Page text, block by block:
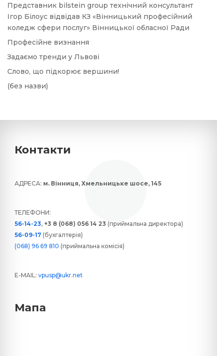
Представник bilstein group технічний консультант
Ігор Білоус відвідав КЗ «Вінницький професійний
коледж сфери послуг» Вінницької обласної Ради
Професійне визнання
Задаємо тренди у Львові
Слово, що підкорює вершини!
(без назви)
Контакти
АДРЕСА: м. Вінниця, Хмельницьке шосе, 145
ТЕЛЕФОНИ:
56-14-23, +3 8 (068) 056 14 23 (приймальна директора)
56-09-17 (бухгалтерія)
(068) 96 69 810 (приймальна комісія)
E-MAIL: vpusp@ukr.net
Мапа